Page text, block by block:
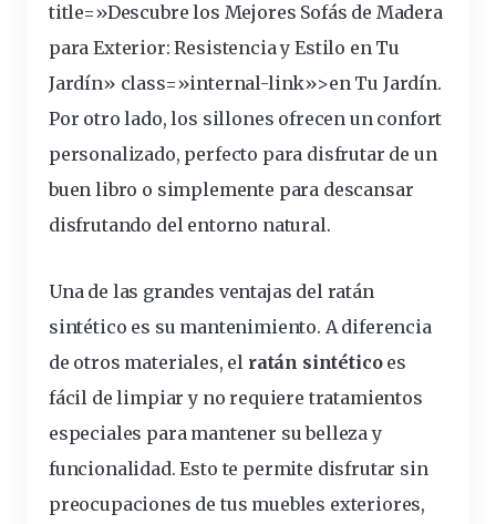
title=»Descubre los Mejores Sofás de Madera
para Exterior: Resistencia y Estilo en Tu
Jardín» class=»internal-link»>en Tu Jardín.
Por otro lado, los sillones ofrecen un confort
personalizado, perfecto para disfrutar de un
buen libro o simplemente para descansar
disfrutando del entorno natural.
Una de las grandes ventajas del ratán
sintético es su mantenimiento. A diferencia
de otros materiales, el ratán sintéticoes
fácil de limpiar y no requiere tratamientos
especiales para mantener subellezay
funcionalidad. Esto te permite disfrutar sin
preocupaciones de tus muebles exteriores,